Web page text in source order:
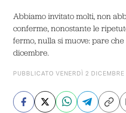
Abbiamo invitato molti, non
conferme, nonostante le
fermo, nulla si muove: pare
dicembre.
PUBBLICATO VENERDÌ 2